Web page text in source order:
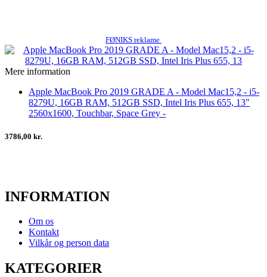
FØNIKS reklame
Mere information
Apple MacBook Pro 2019 GRADE A - Model Mac15,2 - i5-
8279U, 16GB RAM, 512GB SSD, Intel Iris Plus 655, 13"
2560x1600, Touchbar, Space Grey -
3786,00 kr.
INFORMATION
Om os
Kontakt
Vilkår og person data
KATEGORIER